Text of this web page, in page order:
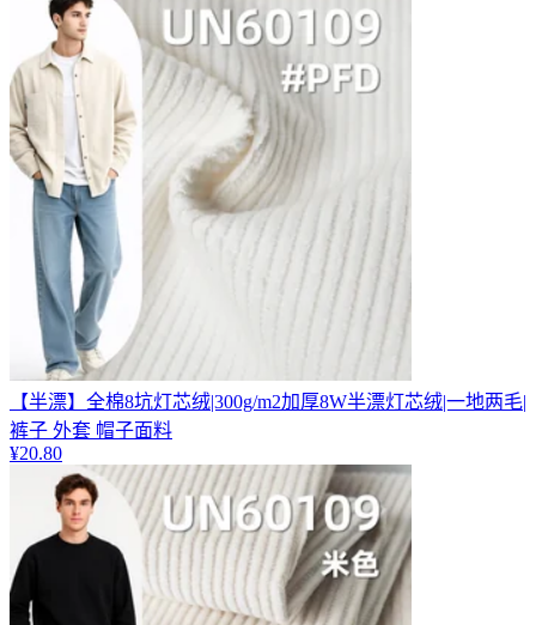
【半漂】全棉8坑灯芯绒|300g/m2加厚8W半漂灯芯绒|一地两毛|
裤子 外套 帽子面料
¥20.80